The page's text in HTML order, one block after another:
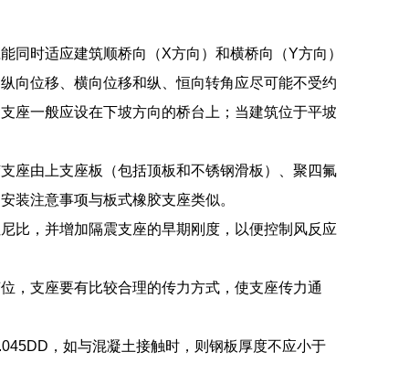
同时适应建筑顺桥向（X方向）和横桥向（Y方向）
向位移、横向位移和纵、恒向转角应尽可能不受约
座一般应设在下坡方向的桥台上；当建筑位于平坡
座由上支座板（包括顶板和不锈钢滑板）、聚四氟
装注意事项与板式橡胶支座类似。
比，并增加隔震支座的早期刚度，以便控制风反应
，支座要有比较合理的传力方式，使支座传力通
，如与混凝土接触时，则钢板厚度不应小于